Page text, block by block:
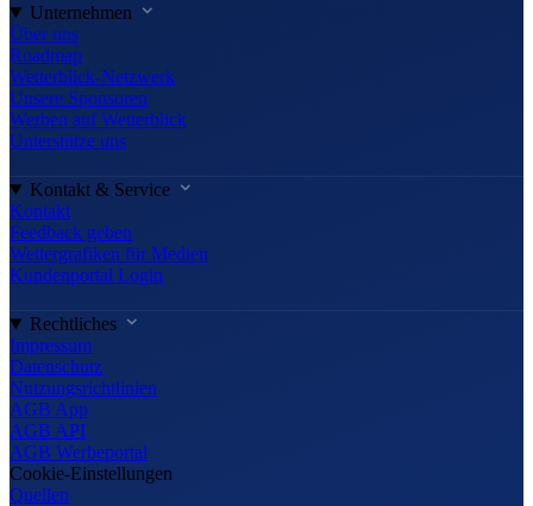
Unternehmen
Über uns
Roadmap
Wetterblick-Netzwerk
Unsere Sponsoren
Werben auf Wetterblick
Unterstütze uns
Kontakt & Service
Kontakt
Feedback geben
Wettergrafiken für Medien
Kundenportal Login
Rechtliches
Impressum
Datenschutz
Nutzungsrichtlinien
AGB App
AGB API
AGB Werbeportal
Cookie-Einstellungen
Quellen